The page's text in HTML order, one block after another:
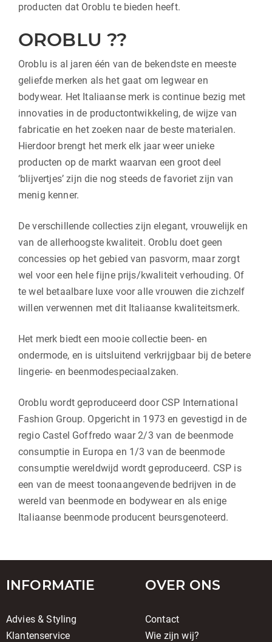
producten dat Oroblu te bieden heeft.
OROBLU ??
Oroblu is al jaren één van de bekendste en meeste
geliefde merken als het gaat om legwear en
bodywear. Het Italiaanse merk is continue bezig met
innovaties in de productontwikkeling, de wijze van
fabricatie en het zoeken naar de beste materialen.
Hierdoor brengt het merk elk jaar weer unieke
producten op de markt waarvan een groot deel
‘blijvertjes’ zijn die nog steeds de favoriet zijn van
menig kenner.
De verschillende collecties zijn elegant, vrouwelijk en
van de allerhoogste kwaliteit. Oroblu doet geen
concessies op het gebied van pasvorm, maar zorgt
wel voor een hele fijne prijs/kwaliteit verhouding. Of
te wel betaalbare luxe voor alle vrouwen die zichzelf
willen verwennen met dit Italiaanse kwaliteitsmerk.
Het merk biedt een mooie collectie been- en
ondermode, en is uitsluitend verkrijgbaar bij de betere
lingerie- en beenmodespeciaalzaken.
Oroblu wordt geproduceerd door CSP International
Fashion Group. Opgericht in 1973 en gevestigd in de
regio Castel Goffredo waar 2/3 van de beenmode
consumptie in Europa en 1/3 van de beenmode
consumptie wereldwijd wordt geproduceerd. CSP is
een van de meest toonaangevende bedrijven in de
wereld van beenmode en bodywear en als enige
Italiaanse beenmode producent beursgenoteerd.
INFORMATIE
Advies & Styling
Klantenservice
OVER ONS
Contact
Wie zijn wij?